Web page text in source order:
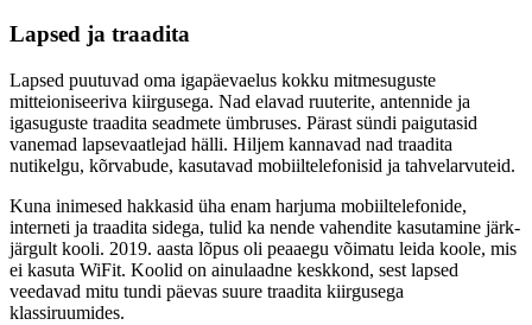
Lapsed ja traadita
Lapsed puutuvad oma igapäevaelus kokku mitmesuguste
mitteioniseeriva kiirgusega. Nad elavad ruuterite, antennide ja
igasuguste traadita seadmete ümbruses. Pärast sündi paigutasid
vanemad lapsevaatlejad hälli. Hiljem kannavad nad traadita
nutikelgu, kõrvabude, kasutavad mobiiltelefonisid ja tahvelarvuteid.
Kuna inimesed hakkasid üha enam harjuma mobiiltelefonide,
interneti ja traadita sidega, tulid ka nende vahendite kasutamine järk-
järgult kooli. 2019. aasta lõpus oli peaaegu võimatu leida koole, mis
ei kasuta WiFit. Koolid on ainulaadne keskkond, sest lapsed
veedavad mitu tundi päevas suure traadita kiirgusega
klassiruumides.